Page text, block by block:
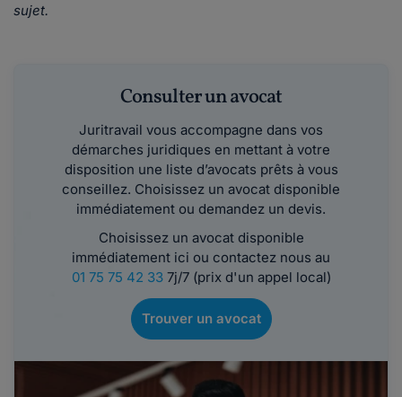
sujet.
Consulter un avocat
Juritravail vous accompagne dans vos
démarches juridiques en mettant à votre
disposition une liste d’avocats prêts à vous
conseillez. Choisissez un avocat disponible
immédiatement ou demandez un devis.
Choisissez un avocat disponible
immédiatement ici ou contactez nous au
01 75 75 42 337j/7 (prix d'un appel local)
Trouver un avocat